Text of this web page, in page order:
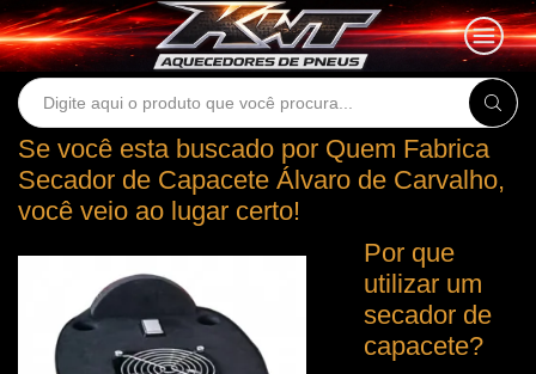
Search
Se você esta buscado por Quem Fabrica
Secador de Capacete Álvaro de Carvalho,
você veio ao lugar certo!
Por que
utilizar um
secador de
capacete?